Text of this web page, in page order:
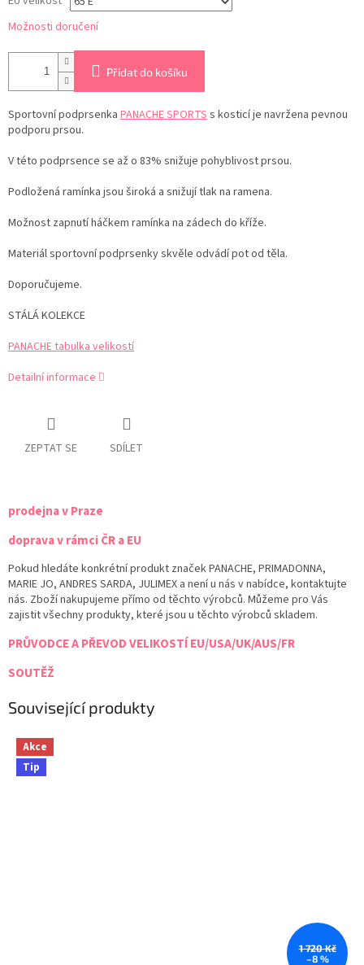
Možnosti doručení
Přidat do košíku
Sportovní podprsenka PANACHE SPORTSs kosticí je navržena pevnou
podporu prsou.
V této podprsence se až o 83% snižuje pohyblivost prsou.
Podložená ramínka jsou široká a snižují tlak na ramena.
Možnost zapnutí háčkem ramínka na zádech do kříže.
Materiál sportovní podprsenky skvěle odvádí pot od těla.
Doporučujeme.
STÁLÁ KOLEKCE
PANACHE tabulka velikostí
Detailní informace
ZEPTAT SE SDÍLET
prodejna v Praze
doprava v rámci ČR a EU
Pokud hledáte konkrétní produkt značek PANACHE, PRIMADONNA,
MARIE JO, ANDRES SARDA, JULIMEX a není u nás v nabídce, kontaktujte
nás. Zboží nakupujeme přímo od těchto výrobců. Můžeme pro Vás
zajistit všechny produkty, které jsou u těchto výrobců skladem.
PRŮVODCE A PŘEVOD VELIKOSTÍ EU/USA/UK/AUS/FR
SOUTĚŽ
Související produkty
Akce
Tip
1 720 Kč
–8 %